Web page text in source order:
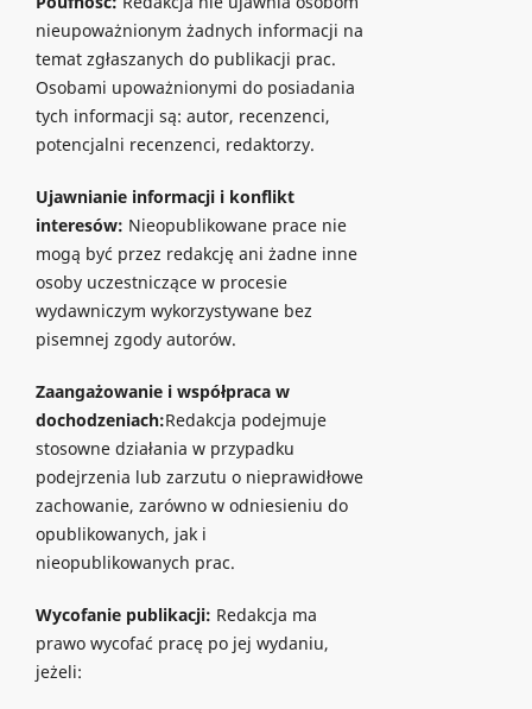
nieupoważnionym żadnych informacji na
temat zgłaszanych do publikacji prac.
Osobami upoważnionymi do posiadania
tych informacji są: autor, recenzenci,
potencjalni recenzenci, redaktorzy.
Ujawnianie informacji i konflikt
interesów: Nieopublikowane prace nie
mogą być przez redakcję ani żadne inne
osoby uczestniczące w procesie
wydawniczym wykorzystywane bez
pisemnej zgody autorów.
Zaangażowanie i współpraca w
dochodzeniach:Redakcja podejmuje
stosowne działania w przypadku
podejrzenia lub zarzutu o nieprawidłowe
zachowanie, zarówno w odniesieniu do
opublikowanych, jak i
nieopublikowanych prac.
Wycofanie publikacji: Redakcja ma
prawo wycofać pracę po jej wydaniu,
jeżeli: